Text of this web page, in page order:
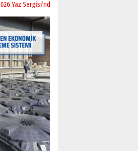
Sanatseverlerle Buluştu